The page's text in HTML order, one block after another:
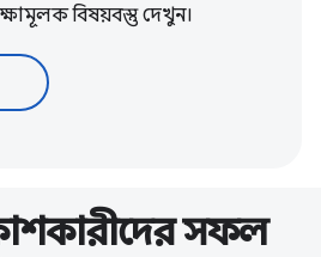
বিষয়বস্তু দেখুন।
সফল